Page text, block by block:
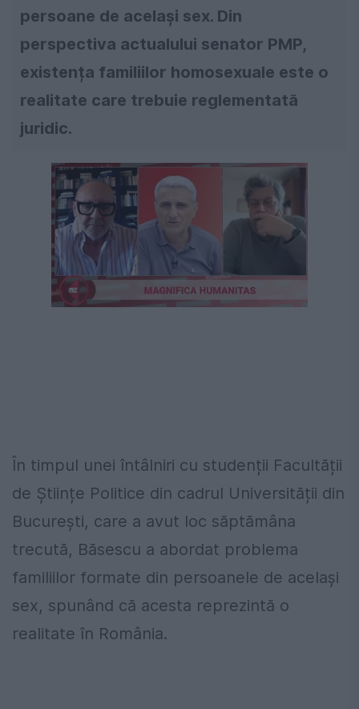
persoane de același sex. Din
perspectiva actualului senator PMP,
existența familiilor homosexuale este o
realitate care trebuie reglementată
juridic.
În timpul unei întâlniri cu studenții Facultății
de Științe Politice din cadrul Universității din
București, care a avut loc săptămâna
trecută, Băsescu a abordat problema
familiilor formate din persoanele de același
sex, spunând că acesta reprezintă o
realitate în România.